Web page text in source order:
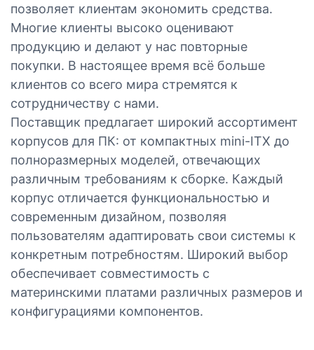
позволяет клиентам экономить средства.
Многие клиенты высоко оценивают
продукцию и делают у нас повторные
покупки. В настоящее время всё больше
клиентов со всего мира стремятся к
сотрудничеству с нами.
Поставщик предлагает широкий ассортимент
корпусов для ПК: от компактных mini-ITX до
полноразмерных моделей, отвечающих
различным требованиям к сборке. Каждый
корпус отличается функциональностью и
современным дизайном, позволяя
пользователям адаптировать свои системы к
конкретным потребностям. Широкий выбор
обеспечивает совместимость с
материнскими платами различных размеров и
конфигурациями компонентов.